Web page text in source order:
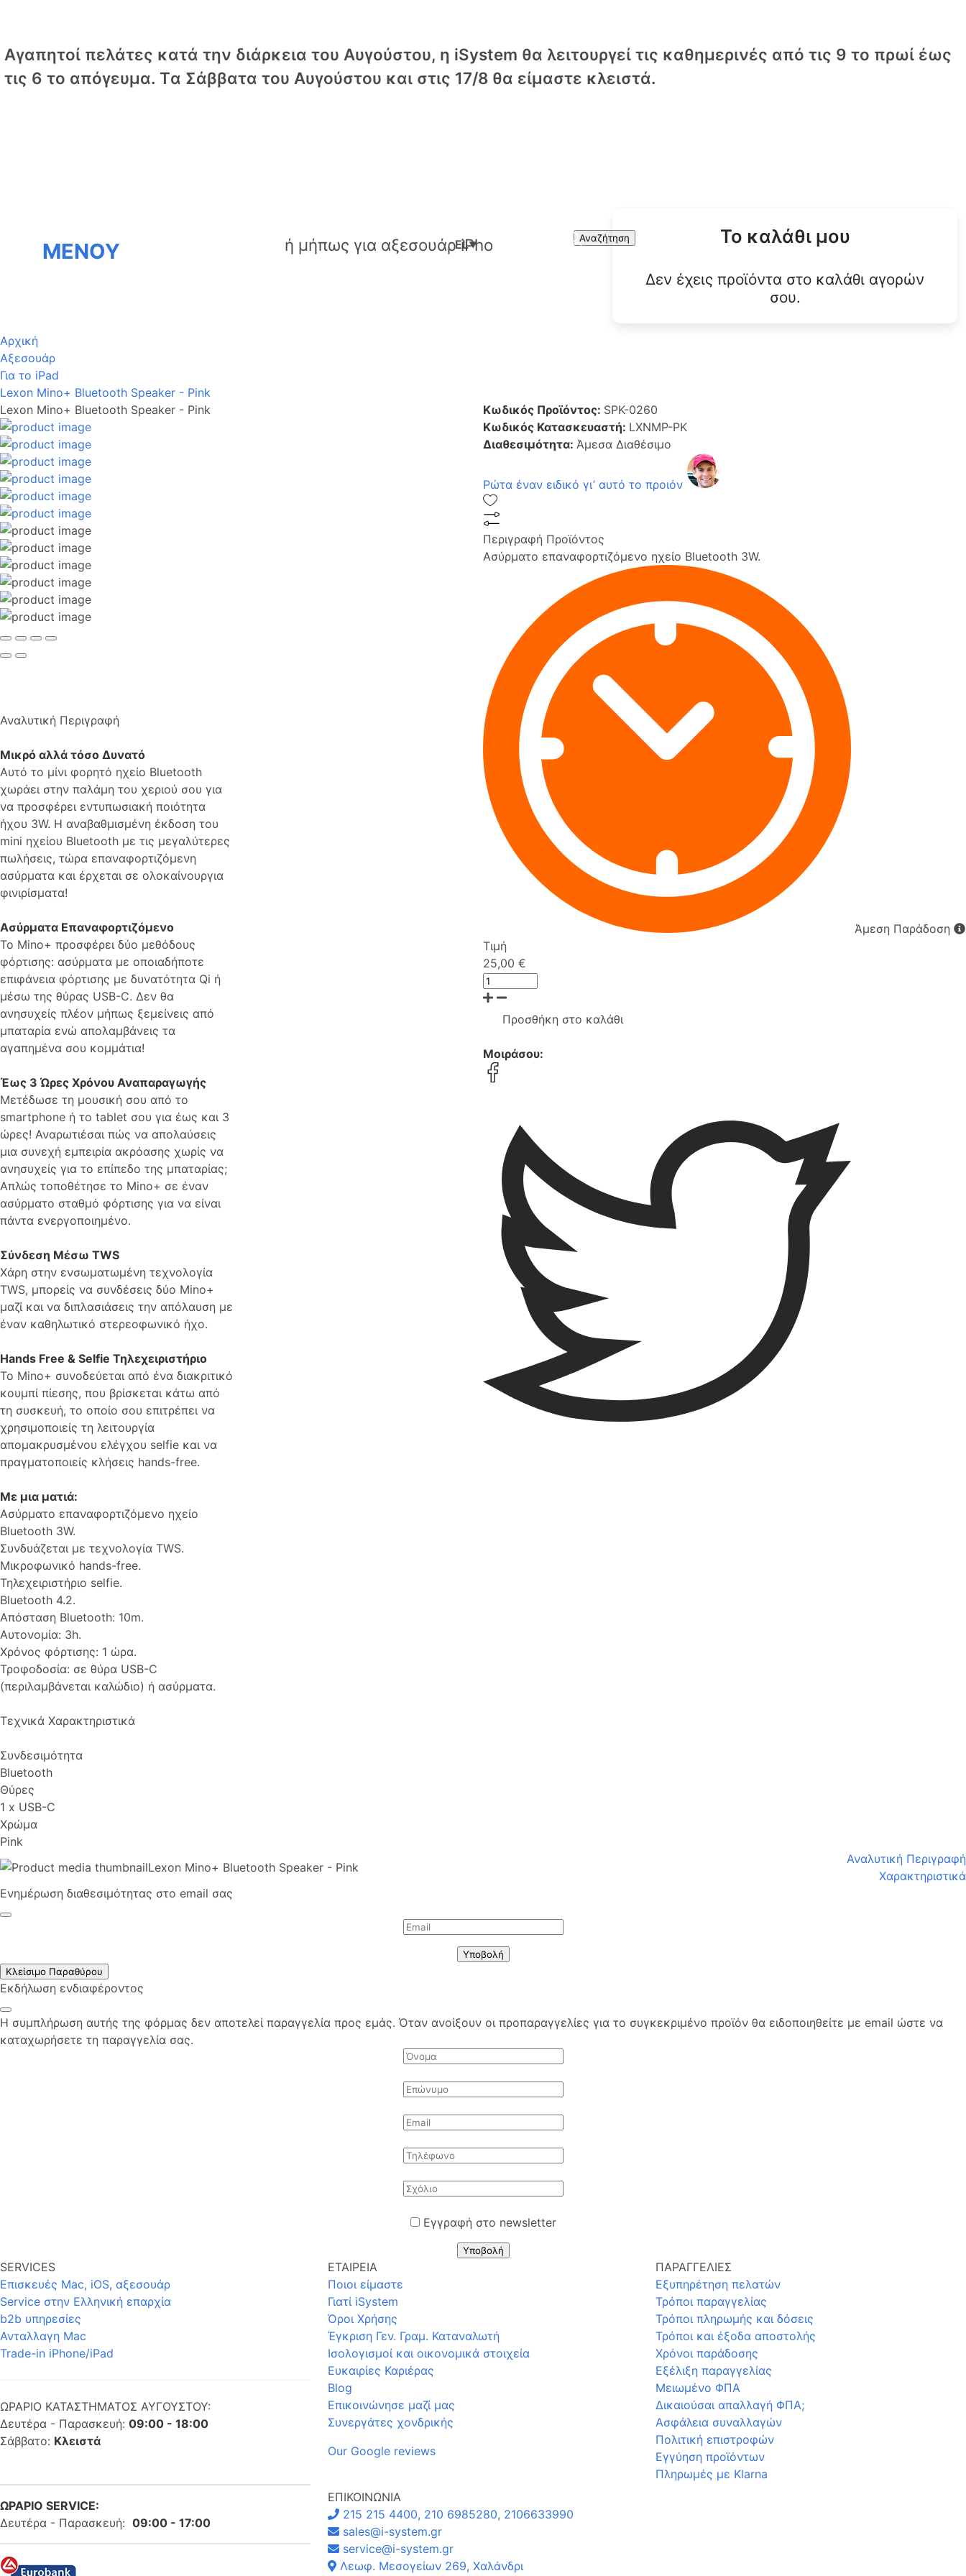
Αγαπητοί πελάτες κατά την διάρκεια του Αυγούστου, η iSystem θα λειτουργεί τις καθημερινές από τις 9 το πρωί έως
τις 6 το απόγευμα. Tα Σάββατα του Αυγούστου και στις 17/8 θα είμαστε κλειστά.
ΜΕΝΟΥ
Search Αναζήτηση
EL▼ Το καλάθι μου
Δεν έχεις προϊόντα στο καλάθι αγορών
σου.
Αρχική
Αξεσουάρ
Για το iPad
Lexon Mino+ Bluetooth Speaker - Pink
Lexon Mino+ Bluetooth Speaker - Pink
Αναλυτική Περιγραφή
Μικρό αλλά τόσο Δυνατό
Αυτό το μίνι φορητό ηχείο Bluetooth
χωράει στην παλάμη του χεριού σου για
να προσφέρει εντυπωσιακή ποιότητα
ήχου 3W. Η αναβαθμισμένη έκδοση του
mini ηχείου Bluetooth με τις μεγαλύτερες
πωλήσεις, τώρα επαναφορτιζόμενη
ασύρματα και έρχεται σε ολοκαίνουργια
φινιρίσματα!
Ασύρματα Επαναφορτιζόμενο
Το Mino+ προσφέρει δύο μεθόδους
φόρτισης: ασύρματα με οποιαδήποτε
επιφάνεια φόρτισης με δυνατότητα Qi ή
μέσω της θύρας USB-C. Δεν θα
ανησυχείς πλέον μήπως ξεμείνεις από
μπαταρία ενώ απολαμβάνεις τα
αγαπημένα σου κομμάτια!
Έως 3 Ώρες Χρόνου Αναπαραγωγής
Μετέδωσε τη μουσική σου από το
smartphone ή το tablet σου για έως και 3
ώρες! Αναρωτιέσαι πώς να απολαύσεις
μια συνεχή εμπειρία ακρόασης χωρίς να
ανησυχείς για το επίπεδο της μπαταρίας;
Απλώς τοποθέτησε το Mino+ σε έναν
ασύρματο σταθμό φόρτισης για να είναι
πάντα ενεργοποιημένο.
Σύνδεση Μέσω TWS
Χάρη στην ενσωματωμένη τεχνολογία
TWS, μπορείς να συνδέσεις δύο Mino+
μαζί και να διπλασιάσεις την απόλαυση με
έναν καθηλωτικό στερεοφωνικό ήχο.
Hands Free & Selfie Τηλεχειριστήριο
Το Mino+ συνοδεύεται από ένα διακριτικό
κουμπί πίεσης, που βρίσκεται κάτω από
τη συσκευή, το οποίο σου επιτρέπει να
χρησιμοποιείς τη λειτουργία
απομακρυσμένου ελέγχου selfie και να
πραγματοποιείς κλήσεις hands-free.
Με μια ματιά:
Ασύρματο επαναφορτιζόμενο ηχείο
Bluetooth 3W.
Συνδυάζεται με τεχνολογία TWS.
Μικροφωνικό hands-free.
Τηλεχειριστήριο selfie.
Bluetooth 4.2.
Απόσταση Bluetooth: 10m.
Αυτονομία: 3h.
Χρόνος φόρτισης: 1 ώρα.
Τροφοδοσία: σε θύρα USB-C
(περιλαμβάνεται καλώδιο) ή ασύρματα.
Τεχνικά Χαρακτηριστικά
Συνδεσιμότητα
Bluetooth
Θύρες
1 x USB-C
Χρώμα
Pink
Κωδικός Προϊόντος: SPK-0260
Κωδικός Κατασκευαστή: LXNMP-PK
Διαθεσιμότητα: Άμεσα Διαθέσιμο
Ρώτα έναν ειδικό γι’ αυτό το προιόν
Περιγραφή Προϊόντος
Ασύρματο επαναφορτιζόμενο ηχείο Bluetooth 3W.
Άμεση Παράδοση
Τιμή
25,00 €
Προσθήκη στο καλάθι
Μοιράσου:
Lexon Mino+ Bluetooth Speaker - Pink
Αναλυτική Περιγραφή
Χαρακτηριστικά
Ενημέρωση διαθεσιμότητας στο email σας
Υποβολή
Κλείσιμο Παραθύρου
Εκδήλωση ενδιαφέροντος
Η συμπλήρωση αυτής της φόρμας δεν αποτελεί παραγγελία προς εμάς. Όταν ανοίξουν οι προπαραγγελίες για το συγκεκριμένο προϊόν θα ειδοποιηθείτε με email ώστε να
καταχωρήσετε τη παραγγελία σας.
Εγγραφή στο newsletter
Υποβολή
SERVICES
Επισκευές Mac, iOS, αξεσουάρ
Service στην Eλληνική επαρχία
b2b υπηρεσίες
Ανταλλαγη Mac
Trade-in iPhone/iPad
ΩΡΑΡΙΟ ΚΑΤΑΣΤΗΜΑΤΟΣ ΑΥΓΟΥΣΤΟΥ:
Δευτέρα - Παρασκευή: 09:00 - 18:00
Σάββατο: Κλειστά
ΩΡΑΡΙΟ SERVICE:
Δευτέρα - Παρασκευή: 09:00 - 17:00
ΕΤΑΙΡΕΙΑ
Ποιοι είμαστε
Γιατί iSystem
Όροι Χρήσης
Έγκριση Γεν. Γραμ. Καταναλωτή
Ισολογισμοί και οικονομικά στοιχεία
Ευκαιρίες Καριέρας
Blog
Επικοινώνησε μαζί μας
Συνεργάτες χονδρικής
Our Google reviews
ΕΠΙΚΟΙΝΩΝΙΑ
215 215 4400, 210 6985280, 2106633990
sales@i-system.gr
service@i-system.gr
Λεωφ. Μεσογείων 269, Χαλάνδρι
ΠΑΡΑΓΓΕΛΙΕΣ
Εξυπηρέτηση πελατών
Τρόποι παραγγελίας
Τρόποι πληρωμής και δόσεις
Τρόποι και έξοδα αποστολής
Χρόνοι παράδοσης
Εξέλιξη παραγγελίας
Μειωμένο ΦΠΑ
Δικαιούσαι απαλλαγή ΦΠΑ;
Ασφάλεια συναλλαγών
Πολιτική επιστροφών
Εγγύηση προϊόντων
Πληρωμές με Klarna